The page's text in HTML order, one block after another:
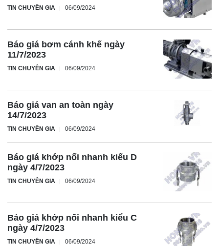
TIN CHUYÊN GIA 06/09/2024
Báo giá bơm cánh khế ngày
11/7/2023
TIN CHUYÊN GIA 06/09/2024
Báo giá van an toàn ngày
14/7/2023
TIN CHUYÊN GIA 06/09/2024
Báo giá khớp nối nhanh kiểu D
ngày 4/7/2023
TIN CHUYÊN GIA 06/09/2024
Báo giá khớp nối nhanh kiểu C
ngày 4/7/2023
TIN CHUYÊN GIA 06/09/2024